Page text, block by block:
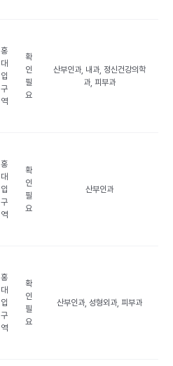
홍
대
입
구
역
확
인
필
요
산부인과, 내과, 정신건강의학
과, 피부과
홍
대
입
구
역
확
인
필
요
산부인과
홍
대
입
구
역
확
인
필
요
산부인과, 성형외과, 피부과